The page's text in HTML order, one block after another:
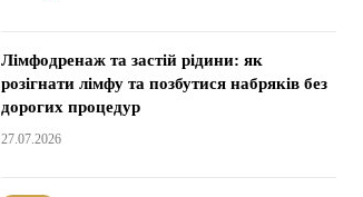
Лімфодренаж та застій рідини: як
розігнати лімфу та позбутися набряків без
дорогих процедур
27.07.2026